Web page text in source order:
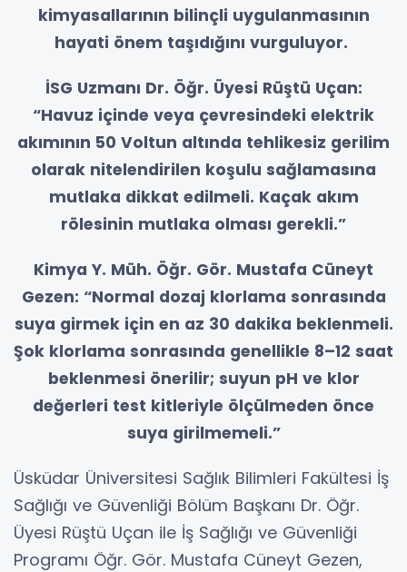
kimyasallarının bilinçli uygulanmasının
hayati önem taşıdığını vurguluyor.
İSG Uzmanı Dr. Öğr. Üyesi Rüştü Uçan:
“Havuz içinde veya çevresindeki elektrik
akımının 50 Voltun altında tehlikesiz gerilim
olarak nitelendirilen koşulu sağlamasına
mutlaka dikkat edilmeli. Kaçak akım
rölesinin mutlaka olması gerekli.”
Kimya Y. Müh. Öğr. Gör. Mustafa Cüneyt
Gezen: “Normal dozaj klorlama sonrasında
suya girmek için en az 30 dakika beklenmeli.
Şok klorlama sonrasında genellikle 8–12 saat
beklenmesi önerilir; suyun pH ve klor
değerleri test kitleriyle ölçülmeden önce
suya girilmemeli.”
Üsküdar Üniversitesi Sağlık Bilimleri Fakültesi İş
Sağlığı ve Güvenliği Bölüm Başkanı Dr. Öğr.
Üyesi Rüştü Uçan ile İş Sağlığı ve Güvenliği
Programı Öğr. Gör. Mustafa Cüneyt Gezen,